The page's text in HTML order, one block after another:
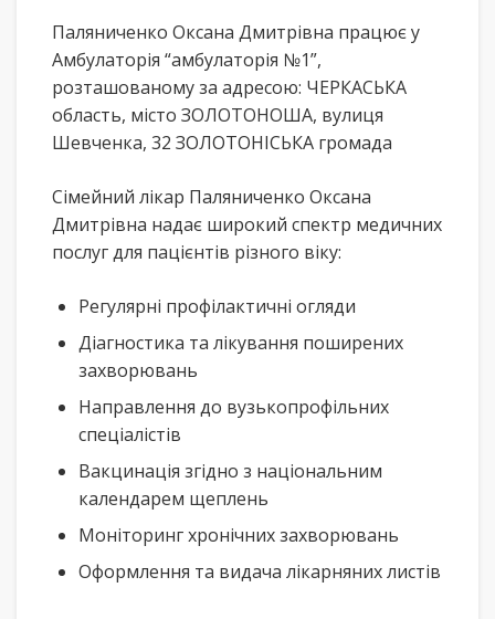
Паляниченко Оксана Дмитрівна працює у
Амбулаторія “амбулаторія №1”,
розташованому за адресою: ЧЕРКАСЬКА
область, місто ЗОЛОТОНОША, вулиця
Шевченка, 32 ЗОЛОТОНІСЬКА громада
Сімейний лікар Паляниченко Оксана
Дмитрівна надає широкий спектр медичних
послуг для пацієнтів різного віку:
Регулярні профілактичні огляди
Діагностика та лікування поширених
захворювань
Направлення до вузькопрофільних
спеціалістів
Вакцинація згідно з національним
календарем щеплень
Моніторинг хронічних захворювань
Оформлення та видача лікарняних листів